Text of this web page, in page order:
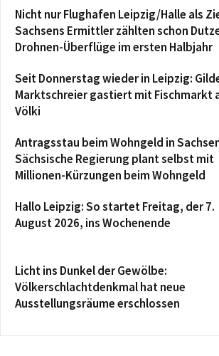
Nicht nur Flughafen Leipzig/Halle als
Sachsens Ermittler zählten schon
Drohnen-Überflüge im ersten Halbjahr
Seit Donnerstag wieder in Leipzig:
Marktschreier gastiert mit Fischmarkt
Völki
Antragsstau beim Wohngeld in
Sächsische Regierung plant selbst mit
Millionen-Kürzungen beim Wohngeld
Hallo Leipzig: So startet Freitag, der 7.
August 2026, ins Wochenende
Licht ins Dunkel der Gewölbe:
Völkerschlachtdenkmal hat neue
Ausstellungsräume erschlossen